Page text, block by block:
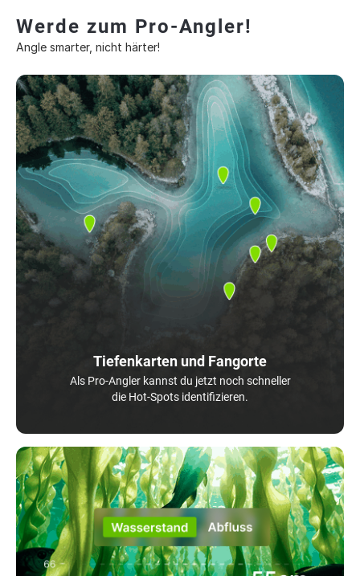
Werde zum Pro-Angler!
Angle smarter, nicht härter!
Tiefenkarten und Fangorte
Als Pro-Angler kannst du jetzt noch schneller
die Hot-Spots identifizieren.